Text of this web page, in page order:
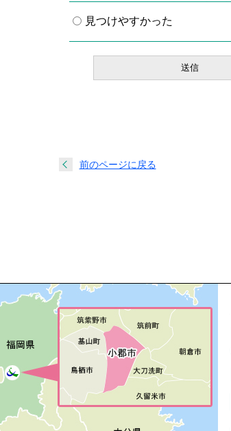
見つけやすかった
前のページに戻る